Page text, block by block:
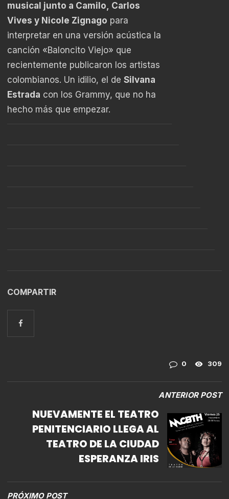
musical junto a Camilo, Carlos
Vives y Nicole Zignago para
interpretar en una versión acústica la
canción «Baloncito Viejo» que
recientemente publicaron los artistas
colombianos. Un idilio, el deSilvana
Estrada con los Grammy, que no ha
hecho más que empezar.
COMPARTIR
0 309
ANTERIOR POST
NUEVAMENTE EL TEATRO
PENITENCIARIO LLEGA AL
TEATRO DE LA CIUDAD
ESPERANZA IRIS
PRÓXIMO POST